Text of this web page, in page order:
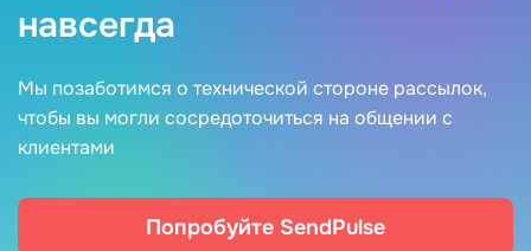
навсегда
Мы позаботимся о технической стороне рассылок,
чтобы вы могли сосредоточиться на общении с
клиентами
Попробуйте SendPulse